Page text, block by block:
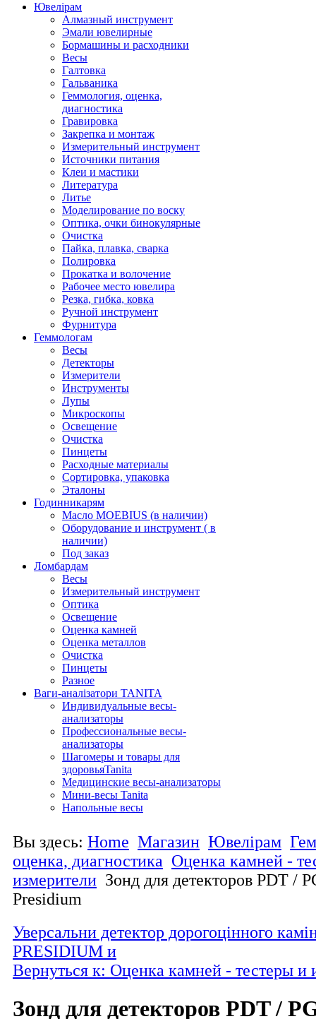
Ювелірам
Алмазный инструмент
Эмали ювелирные
Бормашины и расходники
Весы
Галтовка
Гальваника
Геммология, оценка,
диагностика
Гравировка
Закрепка и монтаж
Измерительный инструмент
Источники питания
Клеи и мастики
Литература
Литье
Моделирование по воску
Оптика, очки бинокулярные
Очистка
Пайка, плавка, сварка
Полировка
Прокатка и волочение
Рабочее место ювелира
Резка, гибка, ковка
Ручной инструмент
Фурнитура
Геммологам
Весы
Детекторы
Измерители
Инструменты
Лупы
Микроскопы
Освещение
Очистка
Пинцеты
Расходные материалы
Сортировка, упаковка
Эталоны
Годинникарям
Масло MOEBIUS (в наличии)
Оборудование и инструмент ( в
наличии)
Под заказ
Ломбардам
Весы
Измерительный инструмент
Оптика
Освещение
Оценка камней
Оценка металлов
Очистка
Пинцеты
Разное
Ваги-аналізатори TANITA
Индивидуальные весы-
анализаторы
Профессиональные весы-
анализаторы
Шагомеры и товары для
здоровьяTanita
Медицинские весы-анализаторы
Мини-весы Tanita
Напольные весы
Вы здесь: Home Магазин Ювелірам
оценка, диагностика Оценка камней -
измерители Зонд для детекторов PDT /
Presidium
Уверсальни детектор дорогоцінного
PRESIDIUM и
Вернуться к: Оценка камней - тестеры и
Зонд для детекторов PDT /